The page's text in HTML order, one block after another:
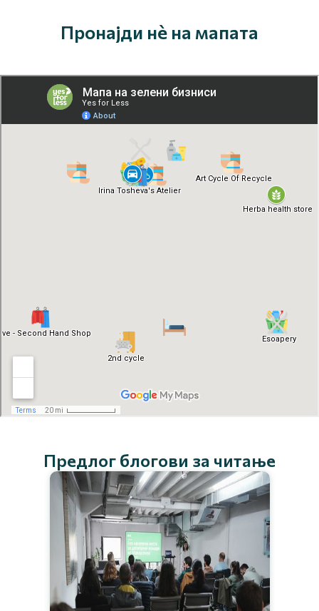
Пронајди нè на мапата
Предлог блогови за читање